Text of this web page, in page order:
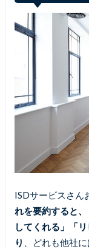
ISDサービスさん
れを要約すると
してくれる」「
り
、どれも他社